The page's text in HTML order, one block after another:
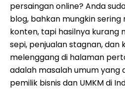
persaingan online? Anda
blog, bahkan mungkin
konten, tapi hasilnya kurang
sepi, penjualan stagnan,
melenggang di halaman
adalah masalah umum yang
pemilik bisnis dan UMKM di